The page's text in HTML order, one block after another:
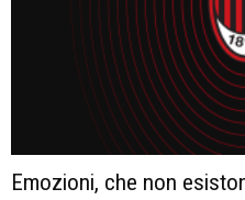
Emozioni, che non